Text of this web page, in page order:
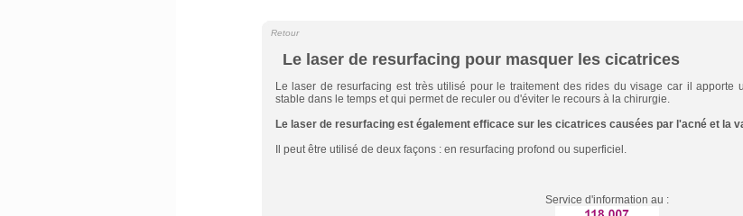
Le laser de resurfacing pour masquer les cicatrices
Retour
Le laser de resurfacing est très utilisé pour le traitement des rides du visage car il apporte
stable dans le temps et qui permet de reculer ou d'éviter le recours à la chirurgie.
Le laser de resurfacing est également efficace sur les cicatrices causées par l'acné et la
Il peut être utilisé de deux façons : en resurfacing profond ou superficiel.
Service d'information au :